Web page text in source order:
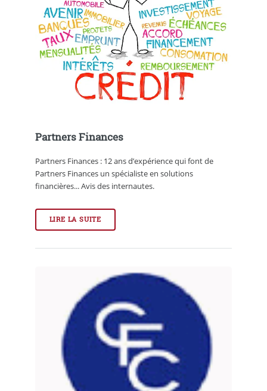
Partners Finances
Partners Finances : 12 ans d’expérience qui font de
Partners Finances un spécialiste en solutions
financières... Avis des internautes.
LIRE LA SUITE